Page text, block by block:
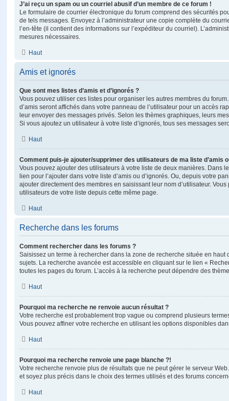
J’ai reçu un spam ou un courriel abusif d’un membre de ce forum !
Le formulaire de courrier électronique du forum comprend des sécurités
de tels messages. Envoyez à l’administrateur une copie complète du
l’en-tête (il contient des informations sur l’expéditeur du courriel).
mesures nécessaires.
Haut
Amis et ignorés
Que sont mes listes d’amis et d’ignorés ?
Vous pouvez utiliser ces listes pour organiser les autres membres du
d’amis seront affichés dans votre panneau de l’utilisateur pour un accès
leur envoyer des messages privés. Selon les thèmes graphiques, leurs
Si vous ajoutez un utilisateur à votre liste d’ignorés, tous ses messages
Haut
Comment puis-je ajouter/supprimer des utilisateurs de ma liste d’amis
Vous pouvez ajouter des utilisateurs à votre liste de deux manières. Dans
lien pour l’ajouter dans votre liste d’amis ou d’ignorés. Ou, depuis votre
ajouter directement des membres en saisissant leur nom d’utilisateur.
utilisateurs de votre liste depuis cette même page.
Haut
Recherche dans les forums
Comment rechercher dans les forums ?
Saisissez un terme à rechercher dans la zone de recherche située en haut
sujets. La recherche avancée est accessible en cliquant sur le lien «
toutes les pages du forum. L’accès à la recherche peut dépendre des
Haut
Pourquoi ma recherche ne renvoie aucun résultat ?
Votre recherche est probablement trop vague ou comprend plusieurs
Vous pouvez affiner votre recherche en utilisant les options disponibles
Haut
Pourquoi ma recherche renvoie une page blanche ?!
Votre recherche renvoie plus de résultats que ne peut gérer le serveur
et soyez plus précis dans le choix des termes utilisés et des forums
Haut